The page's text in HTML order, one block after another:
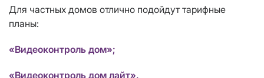
Для частных домов отлично подойдут тарифные
планы:
«Видеоконтроль дом»;
«Видеоконтроль дом лайт».